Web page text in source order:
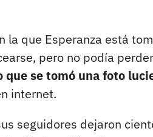
la que Esperanza está
pero no podía
que se tomó una foto
internet.
seguidores dejaron